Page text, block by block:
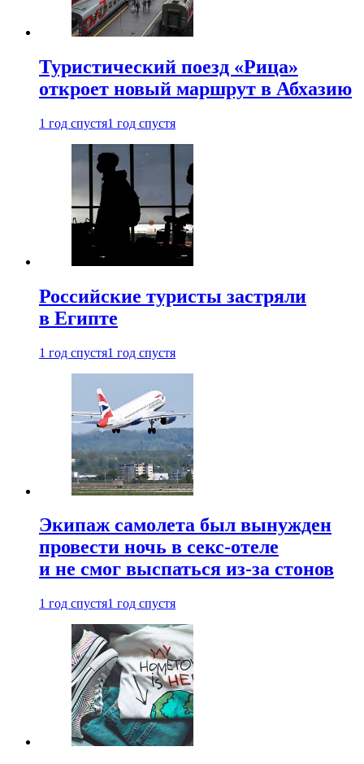
Туристический поезд «Рица»
откроет новый маршрут в Абхазию
1 год спустя1 год спустя
Российские туристы застряли
в Египте
1 год спустя1 год спустя
Экипаж самолета был вынужден
провести ночь в секс-отеле
и не смог выспаться из-за стонов
1 год спустя1 год спустя